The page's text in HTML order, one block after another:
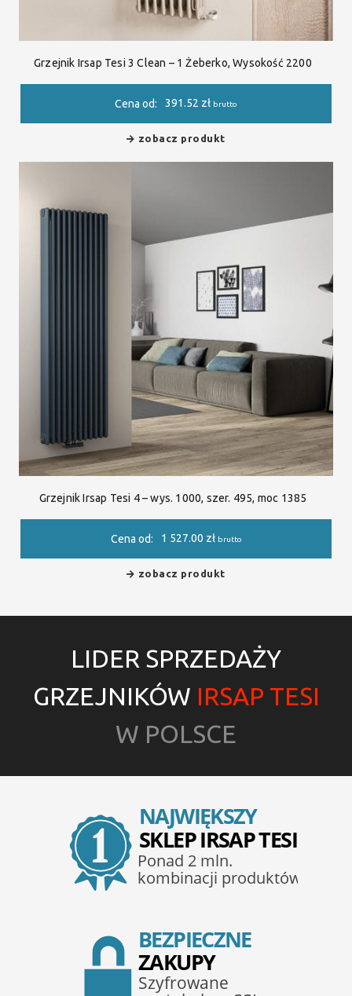
Grzejnik Irsap Tesi 3 Clean – 1 Żeberko, Wysokość 2200
Cena od: 391.52 zł brutto
zobacz produkt
Grzejnik Irsap Tesi 4 – wys. 1000, szer. 495, moc 1385
Cena od: 1 527.00 zł brutto
zobacz produkt
LIDER SPRZEDAŻY
GRZEJNIKÓW IRSAP TESI
W POLSCE